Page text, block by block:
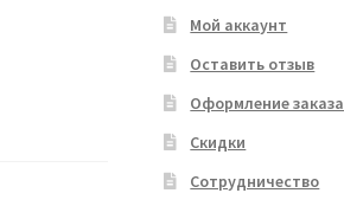
Мой аккаунт
Оставить отзыв
Оформление заказа
Скидки
Сотрудничество